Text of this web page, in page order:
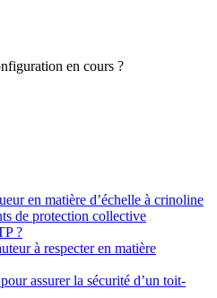
en cours ?
en matière d’échelle à crinoline
de protection collective
?
à respecter en matière
assurer la sécurité d’un toit-